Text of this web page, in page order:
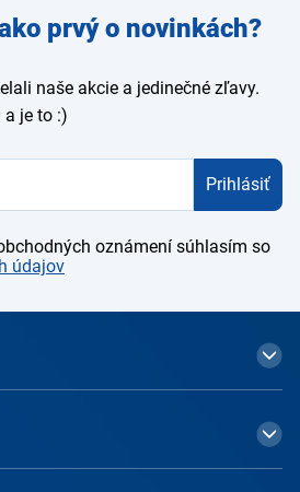
prvý o novinkách?
naše akcie a jedinečné zľavy.
je to :)
Prihlásiť
oznámení súhlasím so
údajov